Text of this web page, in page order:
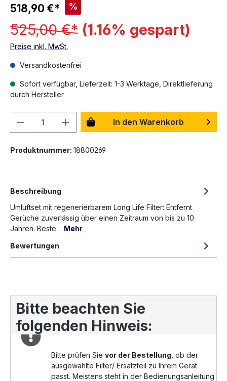
518,90 €* %
525,00 €* (1.16% gespart)
Preise inkl. MwSt.
Versandkostenfrei
Sofort verfügbar, Lieferzeit: 1-3 Werktage, Direktlieferung
durch Hersteller
In den Warenkorb
Produktnummer: 18800269
Beschreibung
Umluftset mit regenerierbarem Long Life Filter: Entfernt
Gerüche zuverlässig über einen Zeitraum von bis zu 10
Jahren. Beste… Mehr
Bewertungen
Bitte beachten Sie
folgenden Hinweis:
Bitte prüfen Sie vor der Bestellung , ob der
ausgewählte Filter/ Ersatzteil zu Ihrem Gerät
passt. Meistens steht in der Bedienungsanleitung